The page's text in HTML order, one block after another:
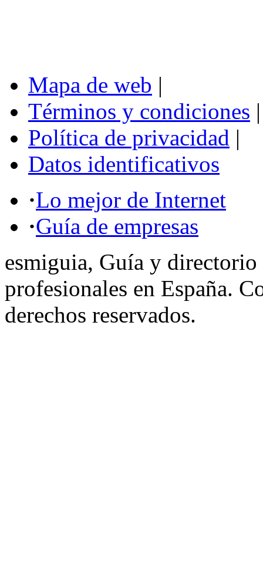
Mapa de web |
Términos y condiciones |
Política de privacidad |
Datos identificativos
·Lo mejor de Internet
·Guía de empresas
esmiguia, Guía y directorio
profesionales en España.
derechos reservados.